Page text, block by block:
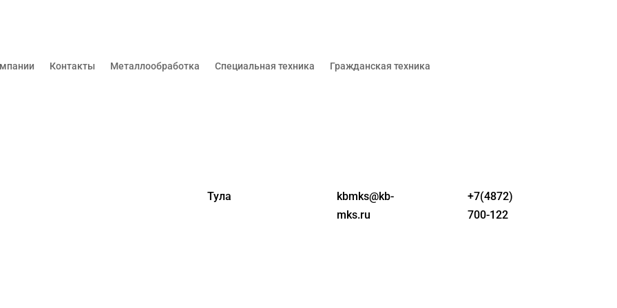
Контакты Металлообработка Специальная техника Гражданская техника
Тула
kbmks@kb-
mks.ru
+7(4872)
700-122